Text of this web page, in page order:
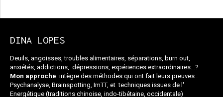
DINA LOPES
Deuils, angoisses, troubles alimentaires, séparations, burn out,
anxiétés, addictions, dépressions, expériences extraordinaires...?
Mon approche intègre des méthodes qui ont fait leurs preuves :
Psychanalyse, Brainspotting, ImTT, et techniques issues de l'
Energétique (traditions chinoise, indo-tibétaine, occidentale)